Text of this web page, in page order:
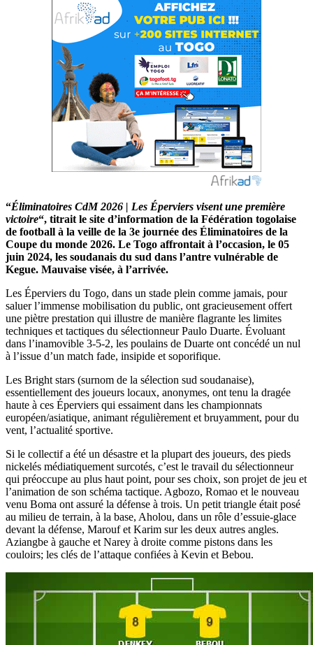
“Éliminatoires CdM 2026 | Les Éperviers visent une première
victoire“, titrait le site d’information de la Fédération togolaise
de football à la veille de la 3e journée des Éliminatoires de la
Coupe du monde 2026. Le Togo affrontait à l’occasion, le 05
juin 2024, les soudanais du sud dans l’antre vulnérable de
Kegue. Mauvaise visée, à l’arrivée.
Les Éperviers du Togo, dans un stade plein comme jamais, pour
saluer l’immense mobilisation du public, ont gracieusement offert
une piètre prestation qui illustre de manière flagrante les limites
techniques et tactiques du sélectionneur Paulo Duarte. Évoluant
dans l’inamovible 3-5-2, les poulains de Duarte ont concédé un nul
à l’issue d’un match fade, insipide et soporifique.
Les Bright stars (surnom de la sélection sud soudanaise),
essentiellement des joueurs locaux, anonymes, ont tenu la dragée
haute à ces Éperviers qui essaiment dans les championnats
européen/asiatique, animant régulièrement et bruyamment, pour du
vent, l’actualité sportive.
Si le collectif a été un désastre et la plupart des joueurs, des pieds
nickelés médiatiquement surcotés, c’est le travail du sélectionneur
qui préoccupe au plus haut point, pour ses choix, son projet de jeu et
l’animation de son schéma tactique. Agbozo, Romao et le nouveau
venu Boma ont assuré la défense à trois. Un petit triangle était posé
au milieu de terrain, à la base, Aholou, dans un rôle d’essuie-glace
devant la défense, Marouf et Karim sur les deux autres angles.
Aziangbe à gauche et Narey à droite comme pistons dans les
couloirs; les clés de l’attaque confiées à Kevin et Bebou.